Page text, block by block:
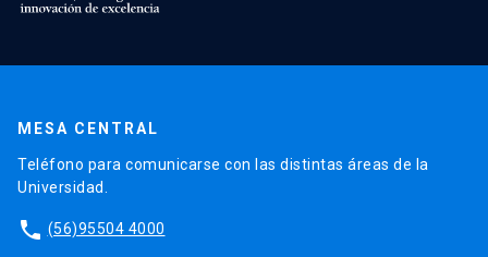
MESA CENTRAL
Teléfono para comunicarse con las distintas áreas de la
Universidad.
phone (56)95504 4000